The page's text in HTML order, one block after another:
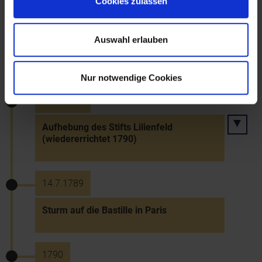
Auswahl erlauben
Nur notwendige Cookies
Steuerdekret Kaiser Josephs II.
Aufhebung des Stifts Lilienfeld
(wiedererrichtet 1790)
14.7.1789
Sturm auf die Bastille in Paris
1790